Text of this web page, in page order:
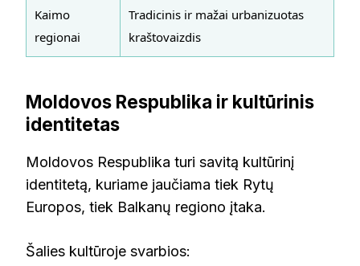
Kaimo
regionai
Tradicinis ir mažai urbanizuotas
kraštovaizdis
Moldovos Respublika ir kultūrinis
identitetas
Moldovos Respublika turi savitą kultūrinį
identitetą, kuriame jaučiama tiek Rytų
Europos, tiek Balkanų regiono įtaka.
Šalies kultūroje svarbios: